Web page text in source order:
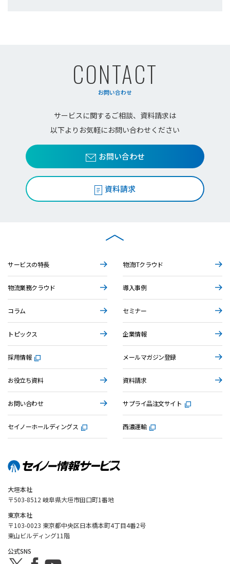
CONTACT
お問い合わせ
サービスに関するご相談、資料請求は
以下よりお気軽にお問い合わせください
お問い合わせ
資料請求
大垣本社
〒503-8512 岐阜県大垣市田口町1番地
東京本社
〒103-0023 東京都中央区日本橋本町4丁目4番2号
東山ビルディング11階
公式SNS
サービスの特長 物流ITクラウド
物流業務クラウド 導入事例
コラム セミナー
トピックス 企業情報
採用情報 メールマガジン登録
お役立ち資料 資料請求
お問い合わせ サプライ品注文サイト
セイノーホールディングス 西濃運輸